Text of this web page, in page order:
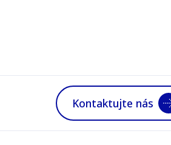
Kontaktujte nás